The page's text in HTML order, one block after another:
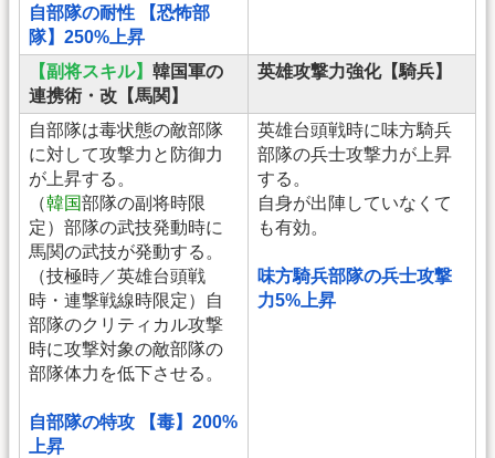
自部隊の耐性 【恐怖部
隊】250%上昇
【副将スキル】 韓国軍の
連携術・改【馬関】
英雄攻撃力強化【騎兵】
自部隊は毒状態の敵部隊
に対して攻撃力と防御力
が上昇する。
（韓国部隊の副将時限
定）部隊の武技発動時に
馬関の武技が発動する。
（技極時／英雄台頭戦
時・連撃戦線時限定）自
部隊のクリティカル攻撃
時に攻撃対象の敵部隊の
部隊体力を低下させる。
自部隊の特攻 【毒】200%
上昇
英雄台頭戦時に味方騎兵
部隊の兵士攻撃力が上昇
する。
自身が出陣していなくて
も有効。
味方騎兵部隊の兵士攻撃
力5%上昇